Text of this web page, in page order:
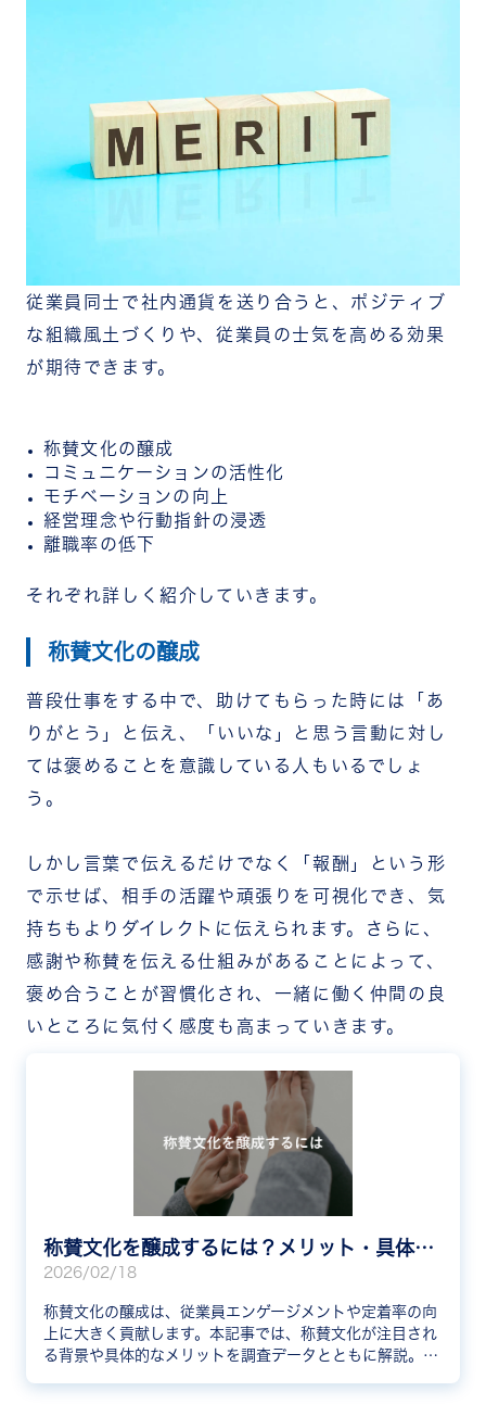
従業員同士で社内通貨を送り合うと、ポジティブ
な組織風土づくりや、従業員の士気を高める効果
が期待できます。
称賛文化の醸成
コミュニケーションの活性化
モチベーションの向上
経営理念や行動指針の浸透
離職率の低下
それぞれ詳しく紹介していきます。
称賛文化の醸成
普段仕事をする中で、助けてもらった時には「あ
りがとう」と伝え、「いいな」と思う言動に対し
ては褒めることを意識している人もいるでしょ
う。
しかし言葉で伝えるだけでなく「報酬」という形
で示せば、相手の活躍や頑張りを可視化でき、気
持ちもよりダイレクトに伝えられます。さらに、
感謝や称賛を伝える仕組みがあることによって、
褒め合うことが習慣化され、一緒に働く仲間の良
いところに気付く感度も高まっていきます。
称賛文化を醸成するには？メリット・具体的な手順・成功事例をわかりやすく解説
2026/02/18
称賛文化の醸成は、従業員エンゲージメントや定着率の向
上に大きく貢献します。本記事では、称賛文化が注目され
る背景や具体的なメリットを調査データとともに解説。醸